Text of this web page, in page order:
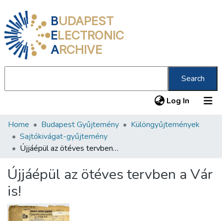
BUDAPEST
ELECTRONIC
ARCHIVE
Search
Log In (current)
Communities & Collections
All of DSpace
Statistics
About us
Home Budapest Gyűjtemény
Különgyűjtemények
Sajtókivágat-gyűjtemény
Újjáépül az ötéves tervben a Vár is!
Újjáépül az ötéves tervben a Vár
is!